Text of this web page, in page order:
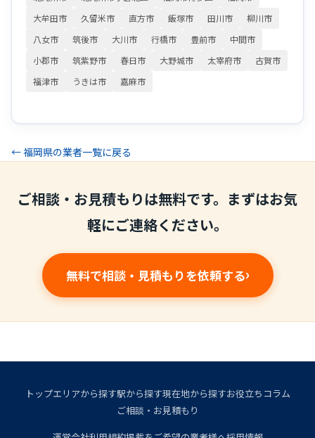
大牟田市
久留米市 直方市 飯塚市 田川市
柳川市
八女市
筑後市 大川市 行橋市 豊前市
中間市
小郡市
筑紫野市 春日市 大野城市 太宰府市
古賀市
福津市
うきは市 嘉麻市
← 福岡県の業者一覧に戻る
ご相談・お見積もりは無料です。まずはお気
軽にご連絡ください。
無料で相談・見積もりを依頼する
トップエリアから探す駅から探す現在地から探すお役立ちコラム
ご相談・お見積もり